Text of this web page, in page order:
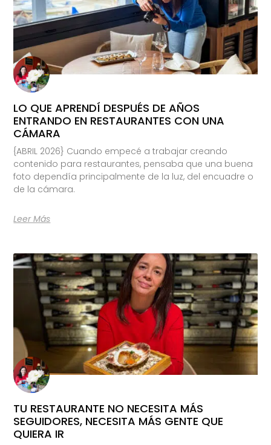
LO QUE APRENDÍ DESPUÉS DE AÑOS
ENTRANDO EN RESTAURANTES CON UNA
CÁMARA
{ABRIL 2026} Cuando empecé a trabajar creando
contenido para restaurantes, pensaba que una buena
foto dependía principalmente de la luz, del encuadre o
de la cámara.
Leer Más
TU RESTAURANTE NO NECESITA MÁS
SEGUIDORES, NECESITA MÁS GENTE QUE
QUIERA IR